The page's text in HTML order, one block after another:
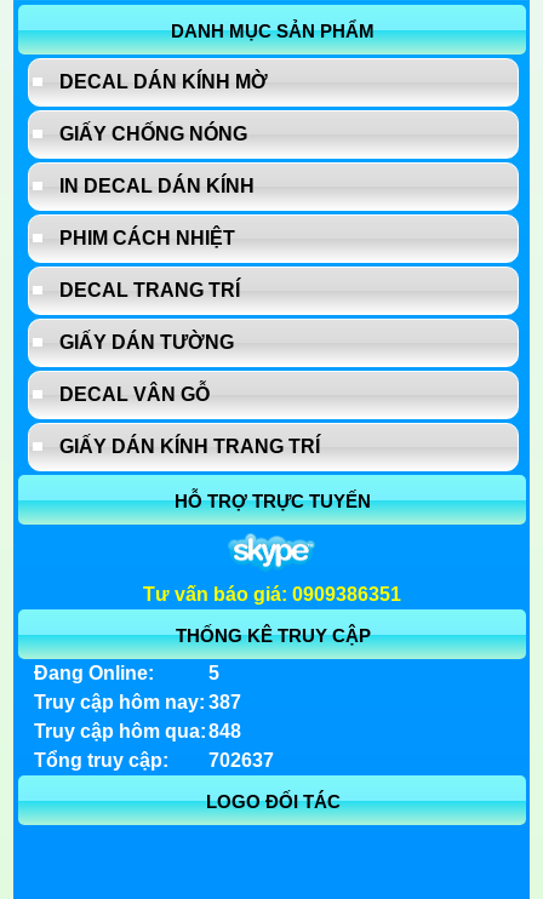
DANH MỤC SẢN PHẨM
DECAL DÁN KÍNH MỜ
GIẤY CHỐNG NÓNG
IN DECAL DÁN KÍNH
PHIM CÁCH NHIỆT
DECAL TRANG TRÍ
GIẤY DÁN TƯỜNG
DECAL VÂN GỖ
GIẤY DÁN KÍNH TRANG TRÍ
HỖ TRỢ TRỰC TUYẾN
Tư vấn báo giá: 0909386351
THỐNG KÊ TRUY CẬP
Đang Online:
5
Truy cập hôm nay: 387
Truy cập hôm qua: 848
Tổng truy cập:
702637
LOGO ĐỐI TÁC